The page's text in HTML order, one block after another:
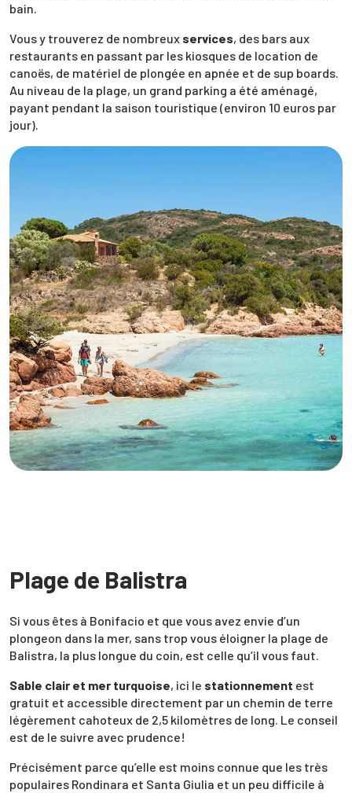
bain.
Vous y trouverez de nombreux services, des bars aux
restaurants en passant par les kiosques de location de
canoës, de matériel de plongée en apnée et de sup boards.
Au niveau de la plage, un grand parking a été aménagé,
payant pendant la saison touristique (environ 10 euros par
jour).
Plage de Balistra
Si vous êtes à Bonifacio et que vous avez envie d’un
plongeon dans la mer, sans trop vous éloigner la plage de
Balistra, la plus longue du coin, est celle qu’il vous faut.
Sable clair et mer turquoise, ici le stationnement est
gratuit et accessible directement par un chemin de terre
légèrement cahoteux de 2,5 kilomètres de long. Le conseil
est de le suivre avec prudence!
Précisément parce qu’elle est moins connue que les très
populaires Rondinara et Santa Giulia et un peu difficile à